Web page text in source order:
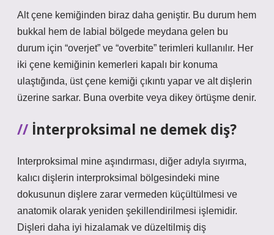
Alt çene kemiğinden biraz daha geniştir. Bu durum hem
bukkal hem de labial bölgede meydana gelen bu
durum için “overjet” ve “overbite” terimleri kullanılır. Her
iki çene kemiğinin kemerleri kapalı bir konuma
ulaştığında, üst çene kemiği çıkıntı yapar ve alt dişlerin
üzerine sarkar. Buna overbite veya dikey örtüşme denir.
İnterproksimal ne demek diş?
Interproksimal mine aşındırması, diğer adıyla sıyırma,
kalıcı dişlerin interproksimal bölgesindeki mine
dokusunun dişlere zarar vermeden küçültülmesi ve
anatomik olarak yeniden şekillendirilmesi işlemidir.
Dişleri daha iyi hizalamak ve düzeltilmiş diş